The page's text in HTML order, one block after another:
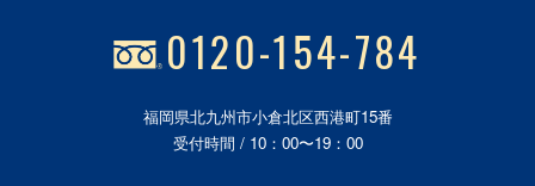
0120-154-784
福岡県北九州市小倉北区西港町15番
受付時間 / 10：00〜19：00